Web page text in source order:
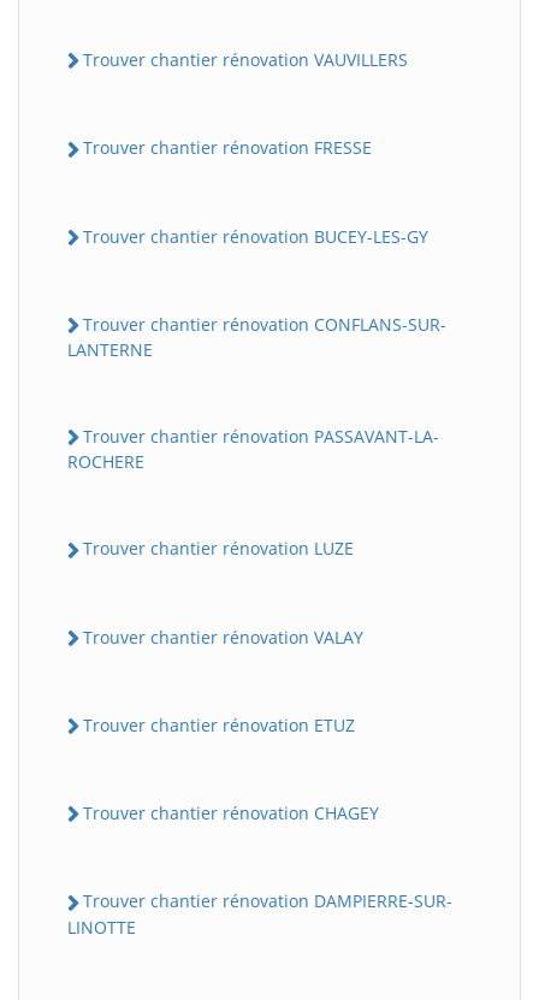
Trouver chantier rénovation VAUVILLERS
Trouver chantier rénovation FRESSE
Trouver chantier rénovation BUCEY-LES-GY
Trouver chantier rénovation CONFLANS-SUR-
LANTERNE
Trouver chantier rénovation PASSAVANT-LA-
ROCHERE
Trouver chantier rénovation LUZE
Trouver chantier rénovation VALAY
Trouver chantier rénovation ETUZ
Trouver chantier rénovation CHAGEY
Trouver chantier rénovation DAMPIERRE-SUR-
LINOTTE